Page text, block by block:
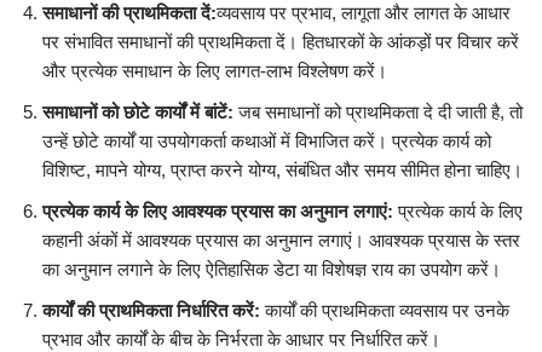
समाधानों की प्राथमिकता दें:व्यवसाय पर प्रभाव, लागूता और लागत के आधार
पर संभावित समाधानों की प्राथमिकता दें। हितधारकों के आंकड़ों पर विचार करें
और प्रत्येक समाधान के लिए लागत-लाभ विश्लेषण करें।
समाधानों को छोटे कार्यों में बांटें: जब समाधानों को प्राथमिकता दे दी जाती है, तो
उन्हें छोटे कार्यों या उपयोगकर्ता कथाओं में विभाजित करें। प्रत्येक कार्य को
विशिष्ट, मापने योग्य, प्राप्त करने योग्य, संबंधित और समय सीमित होना चाहिए।
प्रत्येक कार्य के लिए आवश्यक प्रयास का अनुमान लगाएं: प्रत्येक कार्य के लिए
कहानी अंकों में आवश्यक प्रयास का अनुमान लगाएं। आवश्यक प्रयास के स्तर
का अनुमान लगाने के लिए ऐतिहासिक डेटा या विशेषज्ञ राय का उपयोग करें।
कार्यों की प्राथमिकता निर्धारित करें: कार्यों की प्राथमिकता व्यवसाय पर उनके
प्रभाव और कार्यों के बीच के निर्भरता के आधार पर निर्धारित करें।